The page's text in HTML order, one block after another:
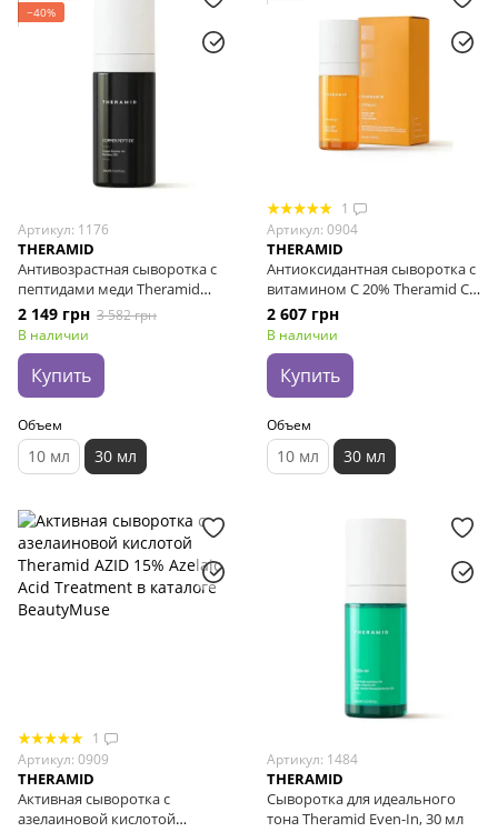
−40%
Артикул: 1176
THERAMID
Антивозрастная сыворотка с
пептидами меди Theramid
Copper Peptide, 30 мл (до
02.27г.)
2 149 грн 3 582 грн
В наличии
Купить
Объем
10 мл 30 мл
1
Артикул: 0904
THERAMID
Антиоксидантная сыворотка с
витамином C 20% Theramid C-
Tetra E.F., 30 мл
2 607 грн
В наличии
Купить
Объем
10 мл 30 мл
1
Артикул: 0909
THERAMID
Активная сыворотка с
азелаиновой кислотой
Артикул: 1484
THERAMID
Сыворотка для идеального
тона Theramid Even-In, 30 мл